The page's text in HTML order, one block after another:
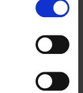
like a PRO -
edition (EN)